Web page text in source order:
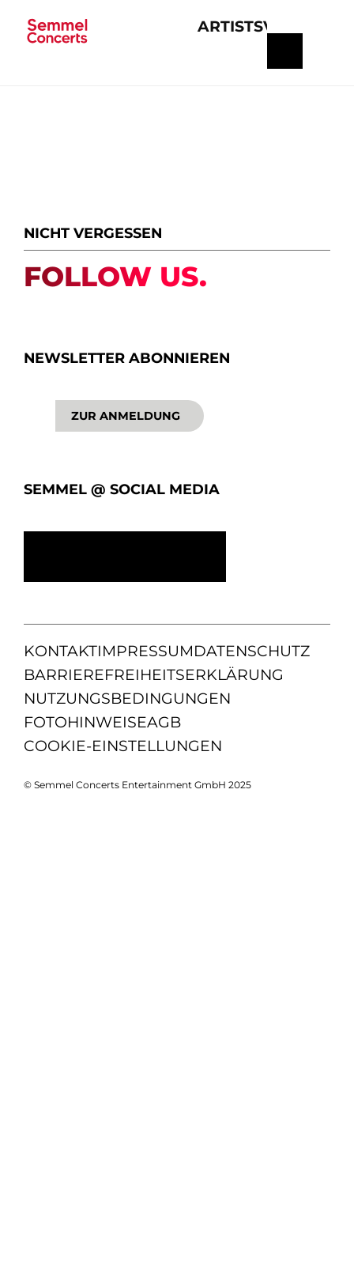
ARTISTS
NICHT VERGESSEN
FOLLOW US.
NEWSLETTER ABONNIEREN
ZUR ANMELDUNG
SEMMEL @ SOCIAL MEDIA
KONTAKTIMPRESSUMDATENSCHUTZ
BARRIEREFREIHEITSERKLÄRUNG
NUTZUNGSBEDINGUNGEN
FOTOHINWEISEAGB
COOKIE-EINSTELLUNGEN
© Semmel Concerts Entertainment GmbH 2025